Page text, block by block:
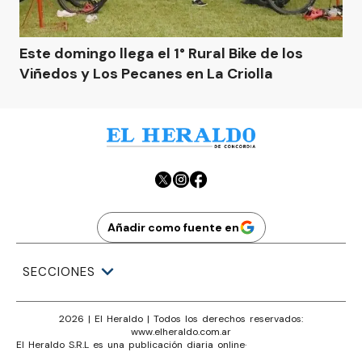
Este domingo llega el 1° Rural Bike de los
Viñedos y Los Pecanes en La Criolla
Añadir como fuente en
SECCIONES
2026 | El Heraldo | Todos los derechos reservados:
www.elheraldo.com.ar
El Heraldo S.R.L es una publicación diaria online·